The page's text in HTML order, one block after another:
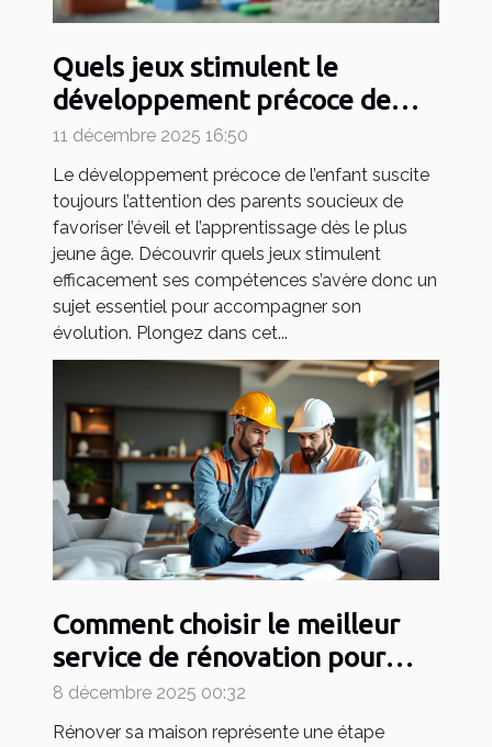
Quels jeux stimulent le
développement précoce de
votre enfant ?
11 décembre 2025 16:50
Le développement précoce de l’enfant suscite
toujours l’attention des parents soucieux de
favoriser l’éveil et l’apprentissage dès le plus
jeune âge. Découvrir quels jeux stimulent
efficacement ses compétences s’avère donc un
sujet essentiel pour accompagner son
évolution. Plongez dans cet...
Comment choisir le meilleur
service de rénovation pour
votre maison ?
8 décembre 2025 00:32
Rénover sa maison représente une étape